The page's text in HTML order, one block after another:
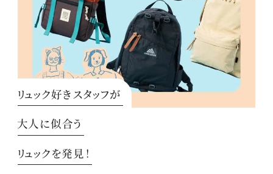
リュック好きスタッフが
大人に似合う
リュックを発見！